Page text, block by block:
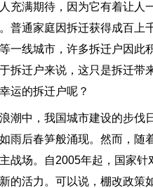
充满期待，因为它有着让人
普通家庭因拆迁获得成百上
一线城市，许多拆迁户因此
拆迁户来说，这只是拆迁
运的拆迁户呢？
潮中，我国城市建设的步伐
雨后春笋般涌现。然而，随
战场。自2005年起，国家
的活力。可以说，棚改政策